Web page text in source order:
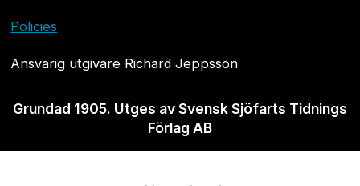
Policies
Ansvarig utgivare Richard Jeppsson
Grundad 1905. Utges av Svensk Sjöfarts Tidnings
Förlag AB